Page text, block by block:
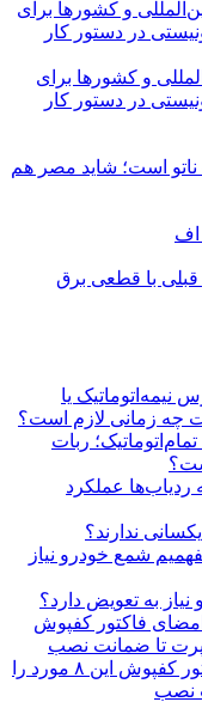
و کشور‌ها برای
در دستور کار
فیدان: توافق مکه از نظر فنی شبیه ماده ۵ ناتو است؛ شاید مصر هم
اف
قبلی با قطعی برق
نیمه‌اتوماتیک یا
چه زمانی لازم است؟
ربات
ردیاب‌ها عملکرد
ندارند؟
شمع خودرو نیاز
به تعویض دارد؟
فاکتور کفپوش
قبل از امضای فاکتور کفپوش این ۸ مورد را
نصب